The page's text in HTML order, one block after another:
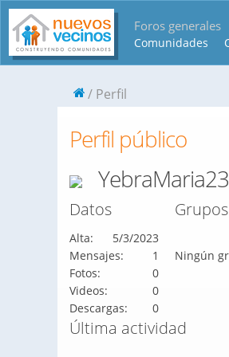
Foros generales
Comunidades
Perfil
Perfil público
YebraMaria23
Datos
Alta:
5/3/2023
Mensajes:
1
Fotos:
0
Videos:
0
Descargas:
0
Grupos
Ningún
Última actividad